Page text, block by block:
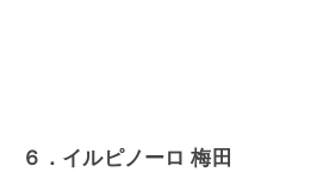
６．イルピノーロ 梅田